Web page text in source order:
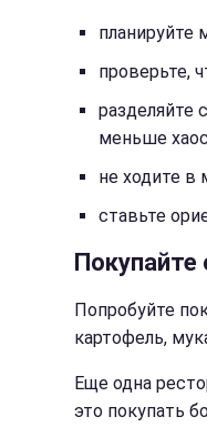
планируйте
проверьте,
разделяйте
меньше
не ходите в
ставьте
Покупайте
Попробуйте
картофель,
Еще одна
это покупать